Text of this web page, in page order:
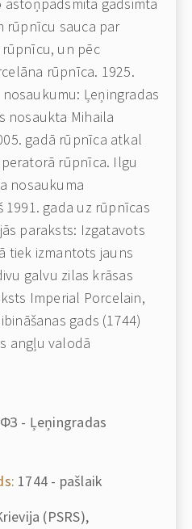
rūpnīcu sauca par
un pēc
rūpnīca. 1925.
Ļeņingradas
nosaukta Mihaila
gadā rūpnīca atkal
rūpnīca. Ilgu
nosaukuma
1991. gada uz rūpnīcas
paraksts: Izgatavots
tiek izmantots jauns
galvu zilas krāsas
Imperial Porcelain,
gads (1744)
angļu valodā
- Ļeņingradas
1744 - pašlaik
(PSRS),